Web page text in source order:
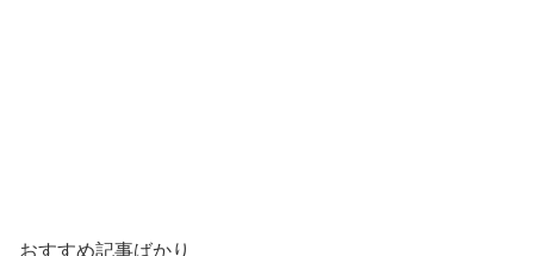
おすすめ記事ばかり